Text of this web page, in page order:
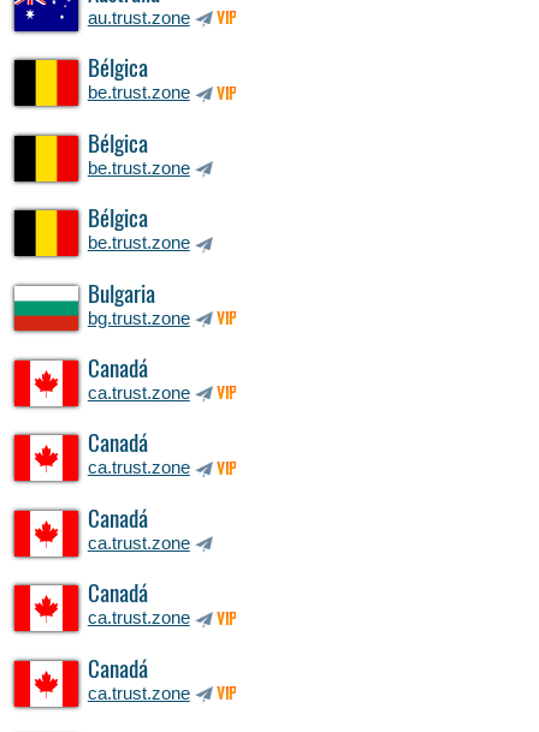
au.trust.zone VIP
Bélgica
be.trust.zone VIP
Bélgica
be.trust.zone
Bélgica
be.trust.zone
Bulgaria
bg.trust.zone VIP
Canadá
ca.trust.zone VIP
Canadá
ca.trust.zone VIP
Canadá
ca.trust.zone
Canadá
ca.trust.zone VIP
Canadá
ca.trust.zone VIP